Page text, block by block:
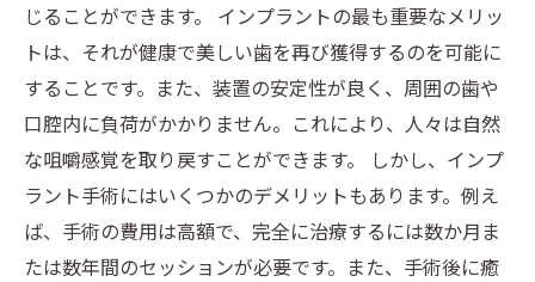
じることができます。 インプラントの最も重要なメリッ
トは、それが健康で美しい歯を再び獲得するのを可能に
することです。また、装置の安定性が良く、周囲の歯や
口腔内に負荷がかかりません。これにより、人々は自然
な咀嚼感覚を取り戻すことができます。 しかし、インプ
ラント手術にはいくつかのデメリットもあります。例え
ば、手術の費用は高額で、完全に治療するには数か月ま
たは数年間のセッションが必要です。また、手術後に癒